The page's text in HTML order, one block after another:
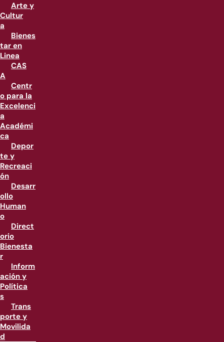
Arte y
Cultur
a
Bienes
tar en
Linea
CAS
A
Centr
o para la
Excelenci
a
Académi
ca
Depor
te y
Recreaci
ón
Desarr
ollo
Human
o
Direct
orio
Bienesta
r
Inform
ación y
Política
s
Trans
porte y
Movilida
d